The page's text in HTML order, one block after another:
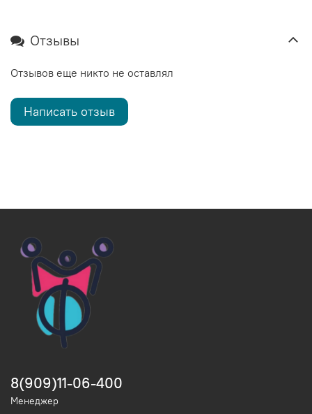
Отзывы
Отзывов еще никто не оставлял
Написать отзыв
8(909)11-06-400
Менеджер